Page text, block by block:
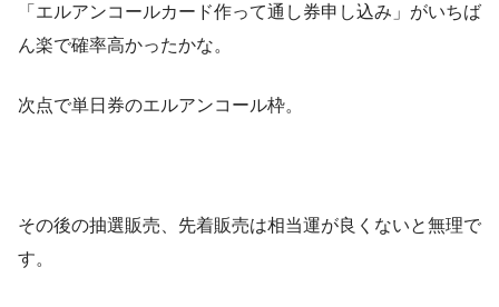
「エルアンコールカード作って通し券申し込み」がいちば
ん楽で確率高かったかな。
次点で単日券のエルアンコール枠。
その後の抽選販売、先着販売は相当運が良くないと無理で
す。